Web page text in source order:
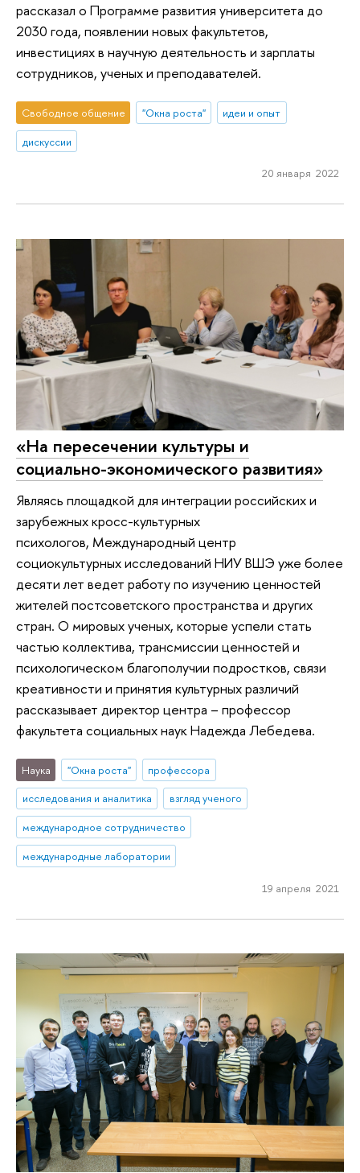
рассказал о Программе развития университета до
2030 года, появлении новых факультетов,
инвестициях в научную деятельность и зарплаты
сотрудников, ученых и преподавателей.
Свободное общение "Окна роста"
идеи и опыт
дискуссии
20 января 2022
«На пересечении культуры и
социально-экономического развития»
Являясь площадкой для интеграции российских и
зарубежных кросс-культурных
психологов, Международный центр
социокультурных исследований НИУ ВШЭ уже более
десяти лет ведет работу по изучению ценностей
жителей постсоветского пространства и других
стран. О мировых ученых, которые успели стать
частью коллектива, трансмиссии ценностей и
психологическом благополучии подростков, связи
креативности и принятия культурных различий
рассказывает директор центра – профессор
факультета социальных наук Надежда Лебедева.
Наука "Окна роста"
профессора
исследования и аналитика
взгляд ученого
международное сотрудничество
международные лаборатории
19 апреля 2021